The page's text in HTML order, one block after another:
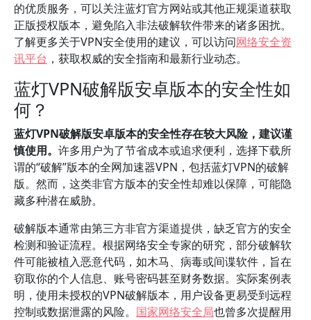
的优质服务，可以关注蓝灯官方网站或其他正规渠道获取
正版授权版本，避免陷入非法破解软件带来的诸多困扰。
了解更多关于VPN安全使用的建议，可以访问网络安全资
讯平台 ，获取权威的安全指南和最新行业动态。
蓝灯VPN破解版安卓版本的安全性如
何？
蓝灯VPN破解版安卓版本的安全性存在较大风险，建议谨
慎使用。 许多用户为了节省成本或追求便利，选择下载所
谓的“破解”版本的全网加速器VPN，包括蓝灯VPN的破解
版。然而，这类非官方版本的安全性却难以保障，可能隐
藏多种潜在威胁。
破解版本通常由第三方非官方渠道提供，缺乏官方的安全
检测和验证流程。根据网络安全专家的研究，部分破解软
件可能被植入恶意代码，如木马、病毒或间谍软件，旨在
窃取你的个人信息、账号密码甚至财务数据。实际案例表
明，使用未授权的VPN破解版本，用户设备更易受到远程
控制或数据泄露的风险。 国家网络安全局也曾多次提醒用